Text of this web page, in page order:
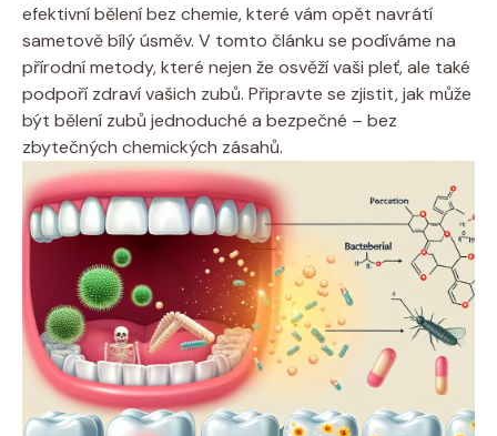
efektivní bělení bez chemie, které vám opět navrátí
sametově bílý úsměv. V tomto článku se podíváme na
přírodní metody, které nejen že osvěží vaši pleť, ale také
podpoří zdraví vašich zubů. Připravte se zjistit, jak může
být bělení zubů jednoduché a bezpečné – bez
zbytečných chemických zásahů.